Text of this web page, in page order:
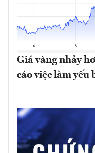
Giá vàng nhảy
cáo việc làm yếu